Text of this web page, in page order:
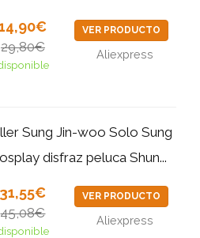
29,80€
VER PRODUCTO
Aliexpress
Sung Jin-woo Solo Sung
disfraz peluca Shun...
31,55€
45,08€
VER PRODUCTO
Aliexpress